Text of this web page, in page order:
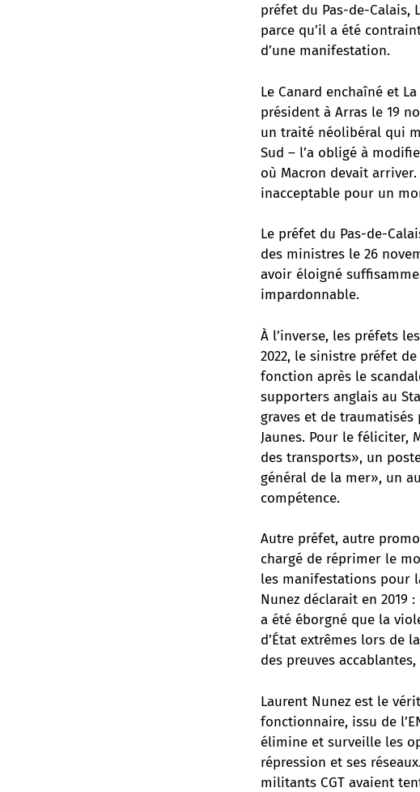
préfet du Pas-de-Calais,
parce qu’il a été
d’une manifestation.
Le Canard enchaîné et
président à Arras le 19
un traité néolibéral qui
Sud – l’a obligé à
où Macron devait
inacceptable pour un
Le préfet du Pas-de-
des ministres le 26
avoir éloigné
impardonnable.
À l’inverse, les préfets
2022, le sinistre préfet de
fonction après le
supporters anglais au
graves et de
Jaunes. Pour le féliciter,
des transports», un
général de la mer», un
compétence.
Autre préfet, autre
chargé de réprimer le
les manifestations pour
Nunez déclarait en 2019
a été éborgné que la
d’État extrêmes lors de
des preuves accablantes,
Laurent Nunez est le
fonctionnaire, issu de
élimine et surveille les
répression et ses
militants CGT avaient